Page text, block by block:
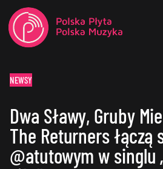
NEWSY
Dwa Sławy, Gruby
The Returners łączą
@atutowym w singlu